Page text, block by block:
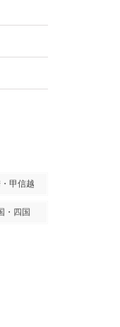
甲信越
・四国